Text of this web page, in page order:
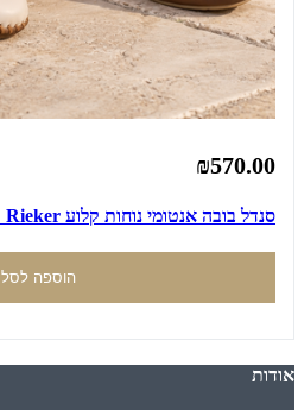
₪570.00
סנדל בובה אנטומי נוחות קלוע Rieker דגם M1655-61
הוספה לסל
אודות